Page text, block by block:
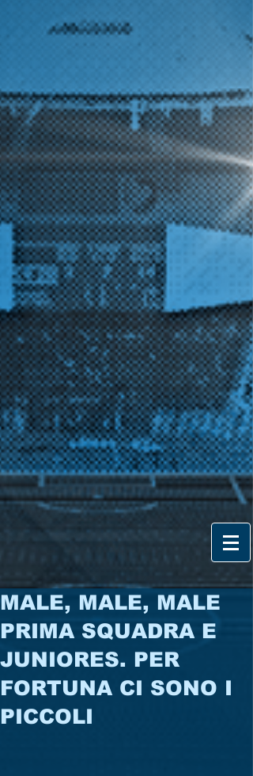
MALE, MALE, MALE
PRIMA SQUADRA E
JUNIORES. PER
FORTUNA CI SONO I
PICCOLI